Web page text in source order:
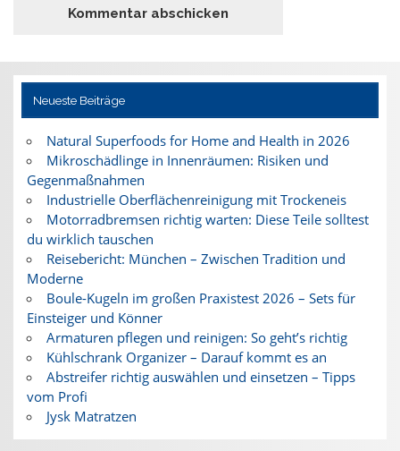
Neueste Beiträge
Natural Superfoods for Home and Health in 2026
Mikroschädlinge in Innenräumen: Risiken und
Gegenmaßnahmen
Industrielle Oberflächenreinigung mit Trockeneis
Motorradbremsen richtig warten: Diese Teile solltest
du wirklich tauschen
Reisebericht: München – Zwischen Tradition und
Moderne
Boule-Kugeln im großen Praxistest 2026 – Sets für
Einsteiger und Könner
Armaturen pflegen und reinigen: So geht’s richtig
Kühlschrank Organizer – Darauf kommt es an
Abstreifer richtig auswählen und einsetzen – Tipps
vom Profi
Jysk Matratzen